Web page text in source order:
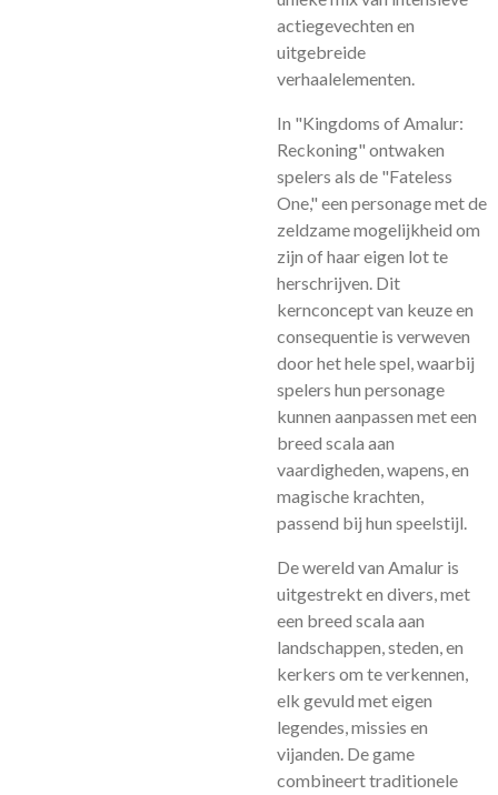
actiegevechten en
uitgebreide
verhaalelementen.
In "Kingdoms of Amalur:
Reckoning" ontwaken
spelers als de "Fateless
One," een personage met de
zeldzame mogelijkheid om
zijn of haar eigen lot te
herschrijven. Dit
kernconcept van keuze en
consequentie is verweven
door het hele spel, waarbij
spelers hun personage
kunnen aanpassen met een
breed scala aan
vaardigheden, wapens, en
magische krachten,
passend bij hun speelstijl.
De wereld van Amalur is
uitgestrekt en divers, met
een breed scala aan
landschappen, steden, en
kerkers om te verkennen,
elk gevuld met eigen
legendes, missies en
vijanden. De game
combineert traditionele